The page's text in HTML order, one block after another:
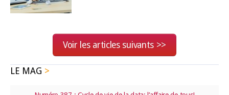
Voir les articles suivants >>
LE MAG